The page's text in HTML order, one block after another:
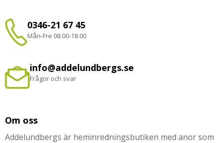
0346-21 67 45
Mån-Fre 08.00-18.00
info@addelundbergs.se
Frågor och svar
Om oss
Addelundbergs är heminredningsbutiken med anor som